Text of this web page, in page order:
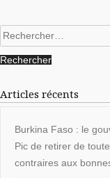
Rechercher :
Articles récents
Burkina Faso : le
Pic de retirer de
contraires aux